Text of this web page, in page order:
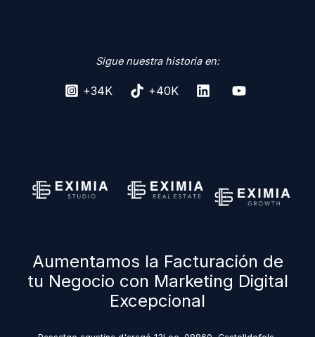
Sigue nuestra historia en:
+34K +40K
Aumentamos la Facturación de
tu Negocio con Marketing Digital
Excepcional